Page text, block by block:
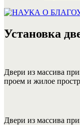
Установка
Двери из массива
проем и жилое
Двери из массива